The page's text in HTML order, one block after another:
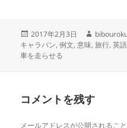
投
稿
日:
2017年2月3日
作
成
キャラバン,例文,意味,旅行,英語
車を走らせる
コメントを残す
メールアドレスが公開されること